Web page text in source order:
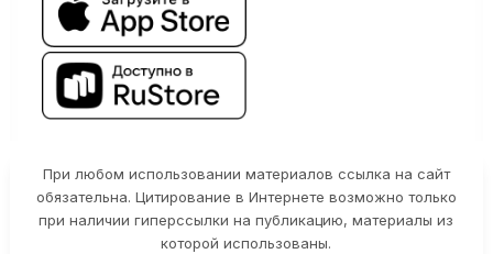
При любом использовании материалов ссылка на сайт
обязательна. Цитирование в Интернете возможно только
при наличии гиперссылки на публикацию, материалы из
которой использованы.